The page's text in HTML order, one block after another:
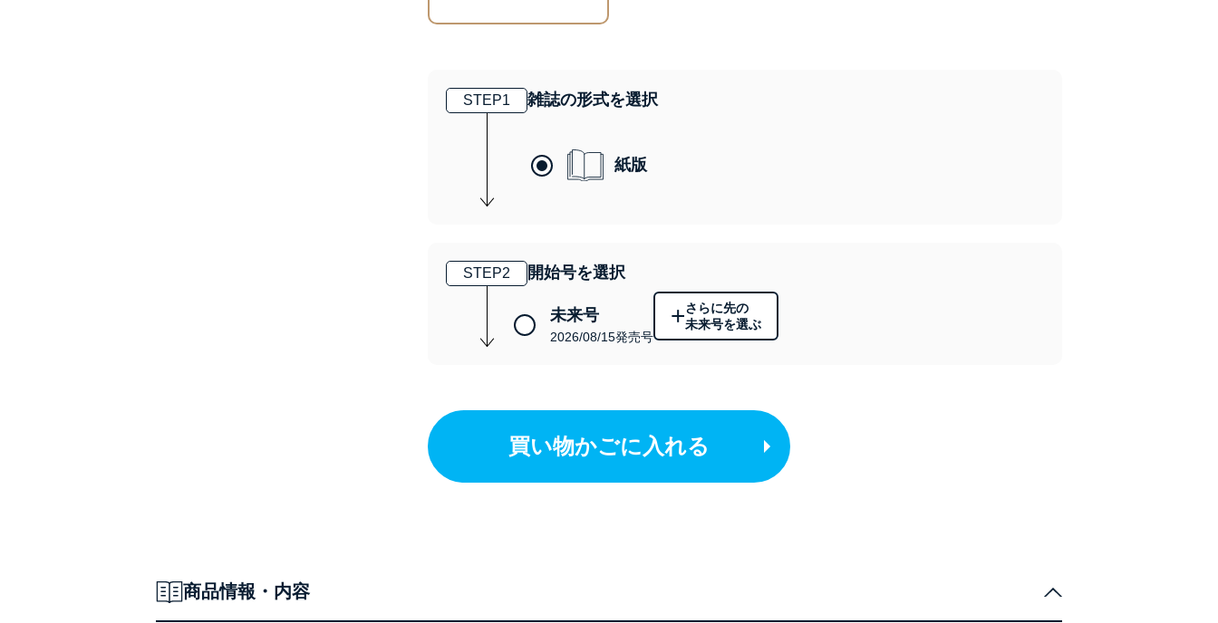
STEP1 雑誌の形式を選択
紙版
STEP2 開始号を選択
未来号
2026/08/15発売号
+さらに先の
未来号を選ぶ
買い物かごに入れる
商品情報・内容